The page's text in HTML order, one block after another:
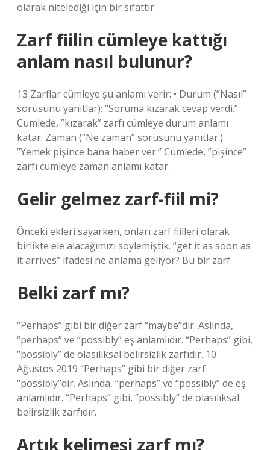
olarak nitelediği için bir sıfattır.
Zarf fiilin cümleye kattığı
anlam nasıl bulunur?
13 Zarflar cümleye şu anlamı verir: • Durum (”Nasıl”
sorusunu yanıtlar): “Soruma kızarak cevap verdi.”
Cümlede, ”kızarak” zarfı cümleye durum anlamı
katar. Zaman (”Ne zaman” sorusunu yanıtlar.)
”Yemek pişince bana haber ver.” Cümlede, ”pişince”
zarfı cümleye zaman anlamı katar.
Gelir gelmez zarf-fiil mi?
Önceki ekleri sayarken, onları zarf fiilleri olarak
birlikte ele alacağımızı söylemiştik. “get it as soon as
it arrives” ifadesi ne anlama geliyor? Bu bir zarf.
Belki zarf mı?
“Perhaps” gibi bir diğer zarf “maybe”dir. Aslında,
“perhaps” ve “possibly” eş anlamlıdır. “Perhaps” gibi,
“possibly” de olasılıksal belirsizlik zarfıdır. 10
Ağustos 2019 “Perhaps” gibi bir diğer zarf
“possibly”dir. Aslında, “perhaps” ve “possibly” de eş
anlamlıdır. “Perhaps” gibi, “possibly” de olasılıksal
belirsizlik zarfıdır.
Artık kelimesi zarf mı?